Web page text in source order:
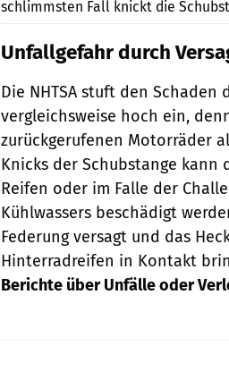
schlimmsten Fall knickt die
Unfallgefahr durch
Die NHTSA stuft den Schaden
vergleichsweise hoch ein,
zurückgerufenen Motorräder
Knicks der Schubstange kann
Reifen oder im Falle der
Kühlwassers beschädigt
Federung versagt und das
Hinterradreifen in Kontakt
Berichte über Unfälle oder